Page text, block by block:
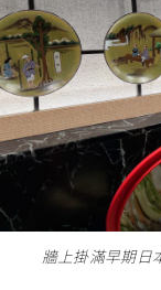
牆上掛滿早期